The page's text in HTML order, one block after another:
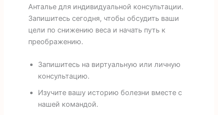
Анталье для индивидуальной консультации.
Запишитесь сегодня, чтобы обсудить ваши
цели по снижению веса и начать путь к
преображению.
Запишитесь на виртуальную или личную
консультацию.
Изучите вашу историю болезни вместе с
нашей командой.